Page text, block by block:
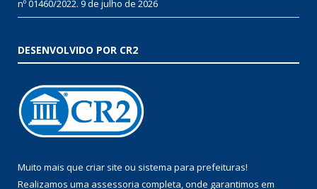
nº 01460/2022. 9 de julho de 2026
DESENVOLVIDO POR CR2
Muito mais que criar site ou sistema para prefeituras!
Realizamos uma assessoria completa, onde garantimos em